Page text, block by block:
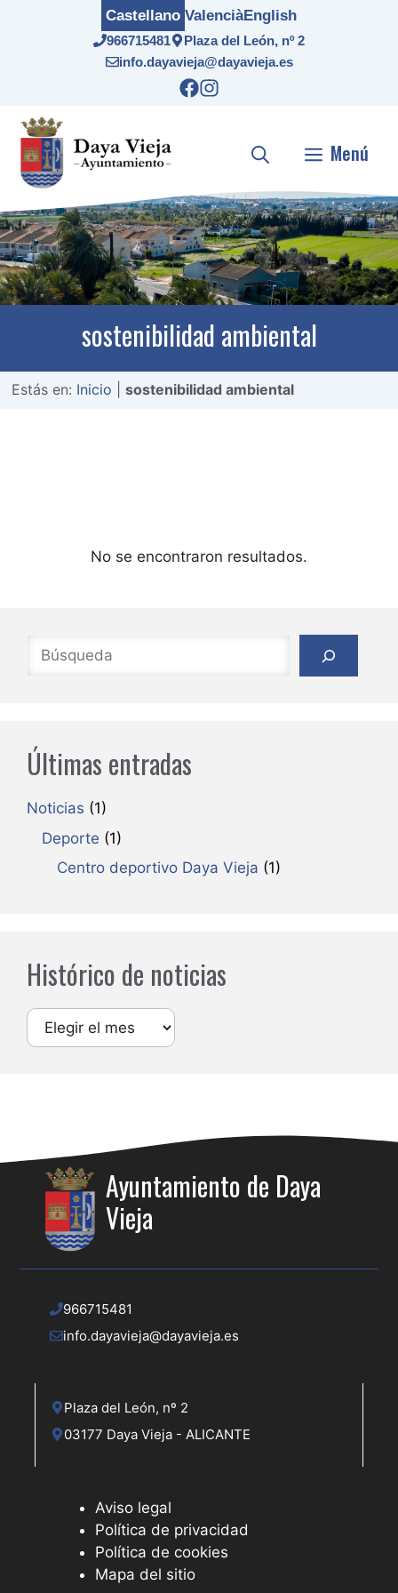
966715481
Plaza del León, nº 2
info.dayavieja@dayavieja.es
Castellano ValenciàEnglish
Menú
sostenibilidad ambiental
Estás en: Inicio |sostenibilidad ambiental
No se encontraron resultados.
Buscar
Últimas entradas
Noticias (1)
Deporte (1)
Centro deportivo Daya Vieja (1)
Histórico de noticias
Archivos
Ayuntamiento de Daya
Vieja
966715481
info.dayavieja@dayavieja.es
Plaza del León, nº 2
03177 Daya Vieja - ALICANTE
Aviso legal
Política de privacidad
Política de cookies
Mapa del sitio